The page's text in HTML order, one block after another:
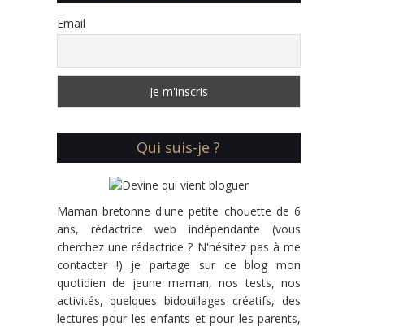
Email
Qui suis-je ?
Maman bretonne d'une petite chouette de 6
ans, rédactrice web indépendante (vous
cherchez une rédactrice ? N'hésitez pas à me
contacter !) je partage sur ce blog mon
quotidien de jeune maman, nos tests, nos
activités, quelques bidouillages créatifs, des
lectures pour les enfants et pour les parents,